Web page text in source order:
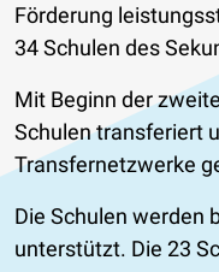
Förderung
34 Schulen des
Mit Beginn der
Schulen transferiert
Transfernetzwerke
Die Schulen werden
unterstützt. Die 23